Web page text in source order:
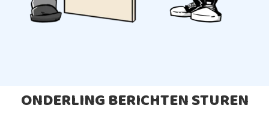
ONDERLING BERICHTEN STUREN